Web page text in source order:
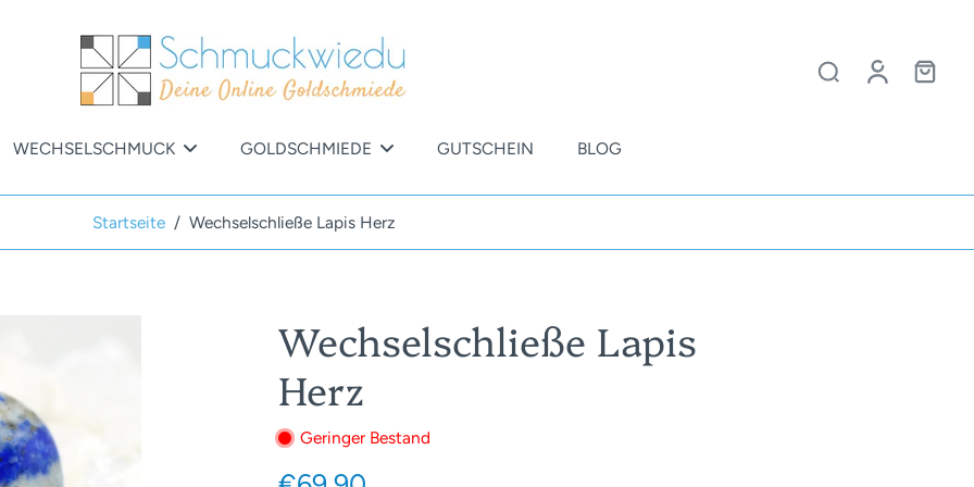
WECHSELSCHMUCK GOLDSCHMIEDE GUTSCHEIN BLOG
Startseite / Wechselschließe Lapis Herz
Wechselschließe Lapis
Herz
Geringer Bestand